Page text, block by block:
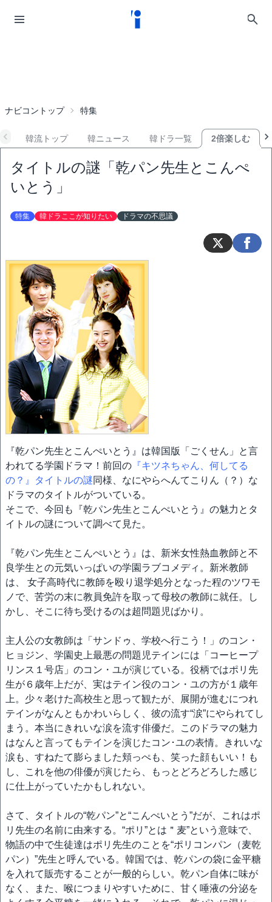
ナビコントップ 特集
韓流トップ 韓ニュース 韓ドラ一覧 2倍楽しむ
タイトルの謎「乾パン先生とこんぺ
いとう」
特集 韓ドラここが知りたい ドラマの不思議
『乾パン先生とこんぺいとう』は韓国版「ごくせん」と言
われてる学園ドラマ！前回の 『キツネちゃん、何してる
の？』タイトルの謎同様、なにやらへんてこりん（？）な
ドラマのタイトルがついている。
そこで、今回も『乾パン先生とこんぺいとう』の魅力とタ
イトルの謎について調べて見た。
『乾パン先生とこんぺいとう』は、新米女性熱血教師と不
良学生との元気いっぱいの学園ラブコメディ。新米教師
は、 女子高時代に教師を殴り退学処分となった程のツワモ
ノで、苦労の末に教員免許を取って母校の教師に就任。し
かし、そこに待ち受けるのは超問題児ばかり。
主人公の女教師は「サンドゥ、学校へ行こう！」のコン・
ヒョジン、学園史上最悪の問題児テインには「コーヒープ
リンス１号店」のコン・ユが演じている。役柄ではポリ先
生が６歳年上だが、実はテイン役のコン・ユの方が１歳年
上。少々老けた高校生と思って観たが、展開が進むにつれ
テインがなんともかわいらしく、彼の流す“涙”にやられてし
まう。本当にきれいな涙を流す俳優だ。このドラマの魅力
はなんと言ってもテインを演じたコン･ユの表情。きれいな
涙も、すねたて膨らました頬っぺも、笑った顔もいい！も
し、これを他の俳優が演じたら、もっとどろどろした感じ
に仕上がっていたかもしれない。
さて、タイトルの“乾パン”と“こんぺいとう”だが、これはポ
リ先生の名前に由来する。“ポリ”とは＂麦”という意味で、
物語の中で生徒達はポリ先生のことを“ポリコンパン（麦乾
パン）”先生と呼んでいる。韓国では、乾パンの袋に金平糖
を入れて販売することが一般的らしい。乾パン自体に味が
なく、また、喉につまりやすいために、甘く唾液の分泌を